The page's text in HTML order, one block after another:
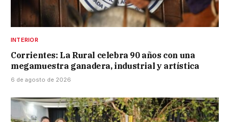
INTERIOR
Corrientes: La Rural celebra 90 años con una
megamuestra ganadera, industrial y artística
6 de agosto de 2026